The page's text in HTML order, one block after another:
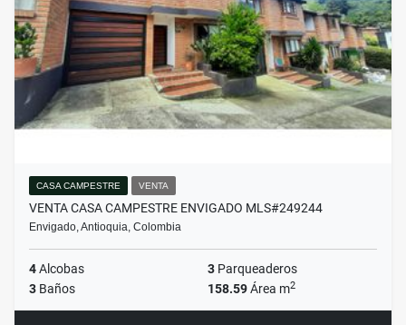
CASA CAMPESTRE VENTA
VENTA CASA CAMPESTRE ENVIGADO MLS#249244
Envigado, Antioquia, Colombia
4Alcobas 3 Parqueaderos
3 Baños 158.59Área m2